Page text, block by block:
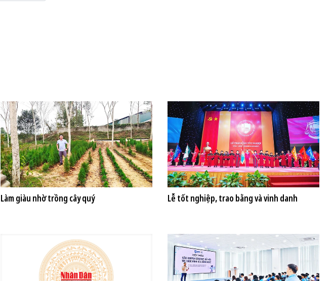
Làm giàu nhờ trồng cây quý Lễ tốt nghiệp, trao bằng và vinh danh